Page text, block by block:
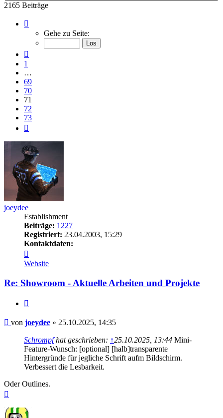
2165 Beiträge
71
von
Gehe zu Seite:
1
…
69
70
71
72
73
joeydee
Establishment
Beiträge: 1227
Registriert: 23.04.2003, 15:29
Kontaktdaten:
von
joeydee
Website
Re: Showroom - Aktuelle Arbeiten und Projekte
Beitrag
von joeydee » 25.10.2025, 14:35
Schrompfhat geschrieben: ↑25.10.2025, 13:44 Mini-
Feature-Wunsch: [optional] [halb]transparente
Hintergründe für jegliche Schrift aufm Bildschirm.
Verbessert die Lesbarkeit.
Oder Outlines.